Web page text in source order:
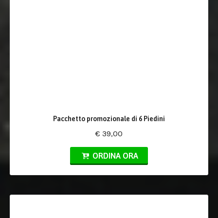
Pacchetto promozionale di 6 Piedini
€ 39,00
ORDINA ORA